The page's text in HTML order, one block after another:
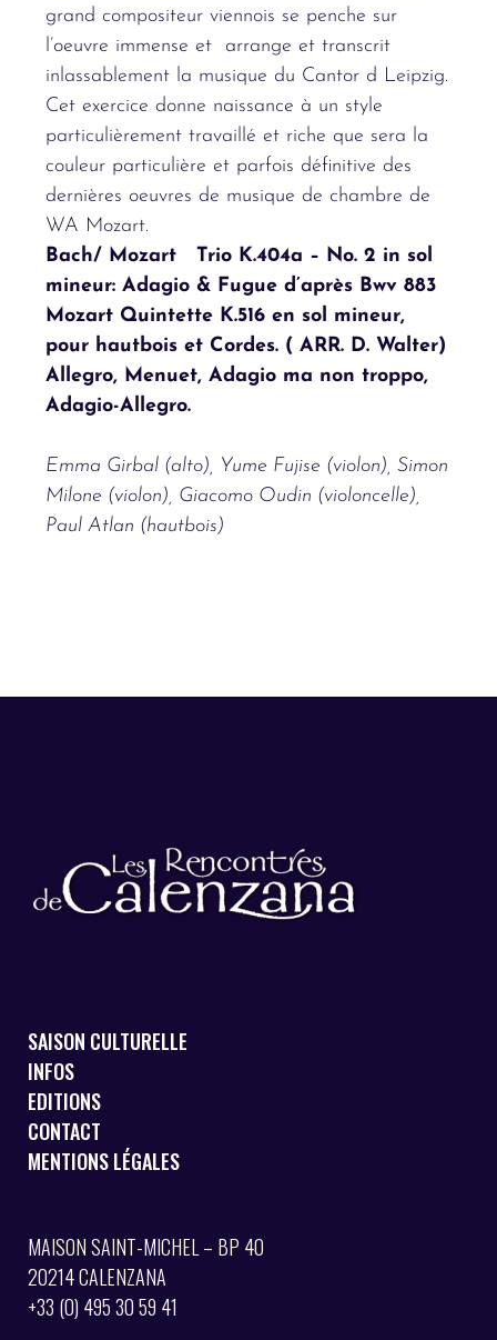
grand compositeur viennois se penche sur
l’oeuvre immense et arrange et transcrit
inlassablement la musique du Cantor d Leipzig.
Cet exercice donne naissance à un style
particulièrement travaillé et riche que sera la
couleur particulière et parfois définitive des
dernières oeuvres de musique de chambre de
WA Mozart.
Bach/ Mozart Trio K.404a – No. 2 in sol
mineur: Adagio & Fugue d’après Bwv 883
Mozart Quintette K.516 en sol mineur,
pour hautbois et Cordes. ( ARR. D. Walter)
Allegro, Menuet, Adagio ma non troppo,
Adagio-Allegro.
Emma Girbal (alto), Yume Fujise (violon), Simon
Milone (violon), Giacomo Oudin (violoncelle),
Paul Atlan (hautbois)
SAISON CULTURELLE
INFOS
EDITIONS
CONTACT
MENTIONS LÉGALES
MAISON SAINT-MICHEL – BP 40
20214 CALENZANA
+33 (0) 495 30 59 41